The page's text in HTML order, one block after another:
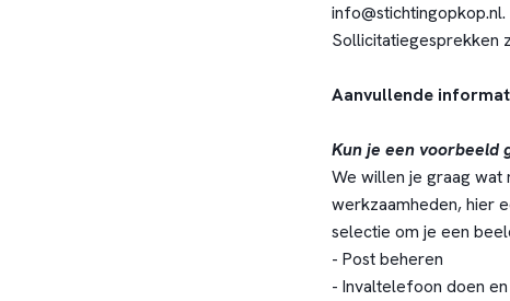
info@stichtingopkop.nl.
Sollicitatiegesprekken
Aanvullende
Kun je een voorbeeld
We willen je graag wat
werkzaamheden, hier
selectie om je een
- Post beheren
- Invaltelefoon doen